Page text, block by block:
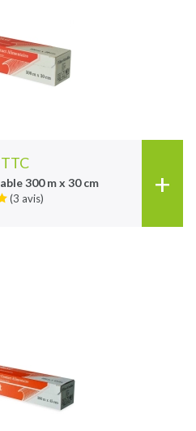
300 m x 30 cm
(3 avis) +